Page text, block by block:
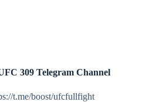
309 Telegram Channel
t.me/boost/ufcfullfight